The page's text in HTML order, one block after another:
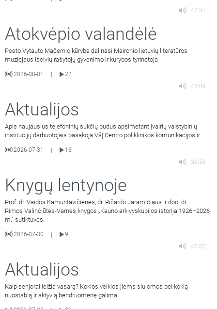
42:37
Atokvėpio valandėlė
Poeto Vytauto Mačernio kūryba dalinasi Maironio lietuvių literatūros
muziejaus išeivių rašytojų gyvenimo ir kūrybos tyrinėtoja
2026-08-01
22
43:09
Aktualijos
Apie naujausius telefoninių sukčių būdus apsimetant įvairių valstybinių
institucijų darbuotojais pasakoja VšĮ Centro poliklinikos komunikacijos ir
2026-07-31 |
16
39:59
Knygų lentynoje
Prof. dr. Vaidos Kamuntavičienės, dr. Ričardo Jaramičiaus ir doc. dr.
Rimos Valinčiūtės-Varnės knygos „Kauno arkivyskupijos istorija 1926–2026
m.“ sutiktuvės.
2026-07-30 |
9
40:02
Aktualijos
Kaip senjorai leižia vasarą? Kokios veiklos jiems siūlomos bei kokią
nuostabią ir aktyvią bendruomenę galima